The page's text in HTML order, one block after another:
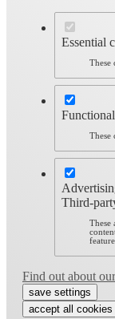
Essential
These
These
Third-
These
Find out about